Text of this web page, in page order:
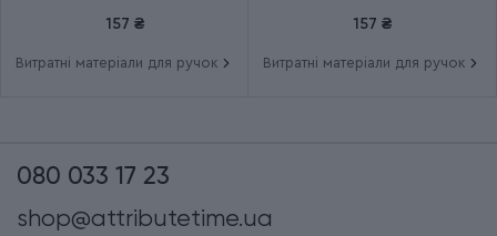
157 ₴
Витратні матеріали для ручок
157 ₴
Витратні матеріали для ручок
080 033 17 23
shop@attributetime.ua